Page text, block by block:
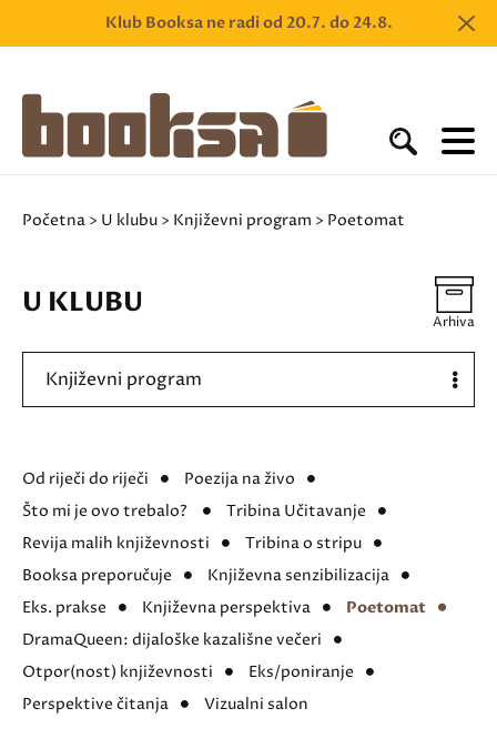
Klub Booksa ne radi od 20.7. do 24.8.
Početna > U klubu > Književni program > Poetomat
U KLUBU
Književni program
Arhiva
Od riječi do riječi
Poezija na živo
Što mi je ovo trebalo?
Tribina Učitavanje
Revija malih književnosti
Tribina o stripu
Booksa preporučuje
Književna senzibilizacija
Eks. prakse
Književna perspektiva
Poetomat
DramaQueen: dijaloške kazališne večeri
Otpor(nost) književnosti
Eks/poniranje
Perspektive čitanja
Vizualni salon